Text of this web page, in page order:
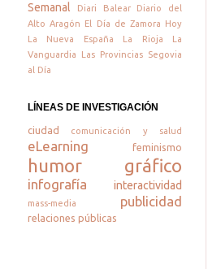
Semanal
Diari Balear
Diario del
Alto Aragón
El Día de Zamora
Hoy
La Nueva España
La Rioja
La
Vanguardia
Las Provincias Segovia
al Día
LÍNEAS DE INVESTIGACIÓN
ciudad
comunicación y salud
eLearning feminismo
humor gráfico
infografía interactividad
mass-media publicidad
relaciones públicas